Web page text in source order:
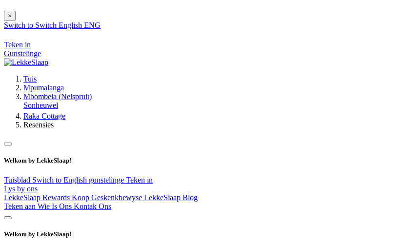
×
Switch to Switch English ENG
Teken in
Gunstelinge
Tuis
Mpumalanga
Mbombela (Nelspruit)
Sonheuwel
Raka Cottage
Resensies
Welkom by LekkeSlaap!
Tuisblad Switch to English gunstelinge Teken in
Lys by ons
LekkeSlaap Rewards Koop Geskenkbewyse LekkeSlaap Blog
Teken aan Wie Is Ons Kontak Ons
Welkom by LekkeSlaap!